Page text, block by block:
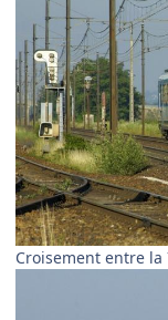
Croisement entre la